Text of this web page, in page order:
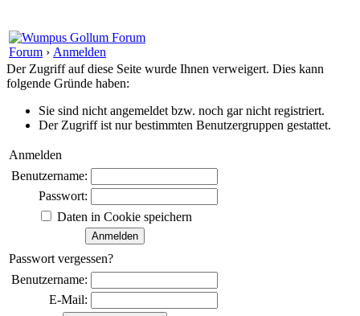
Forum › Anmelden
Der Zugriff auf diese Seite wurde Ihnen verweigert. Dies kann
folgende Gründe haben:
Sie sind nicht angemeldet bzw. noch gar nicht registriert.
Der Zugriff ist nur bestimmten Benutzergruppen gestattet.
Anmelden
Benutzername:
Passwort:
Daten in Cookie speichern
Passwort vergessen?
Benutzername:
E-Mail: